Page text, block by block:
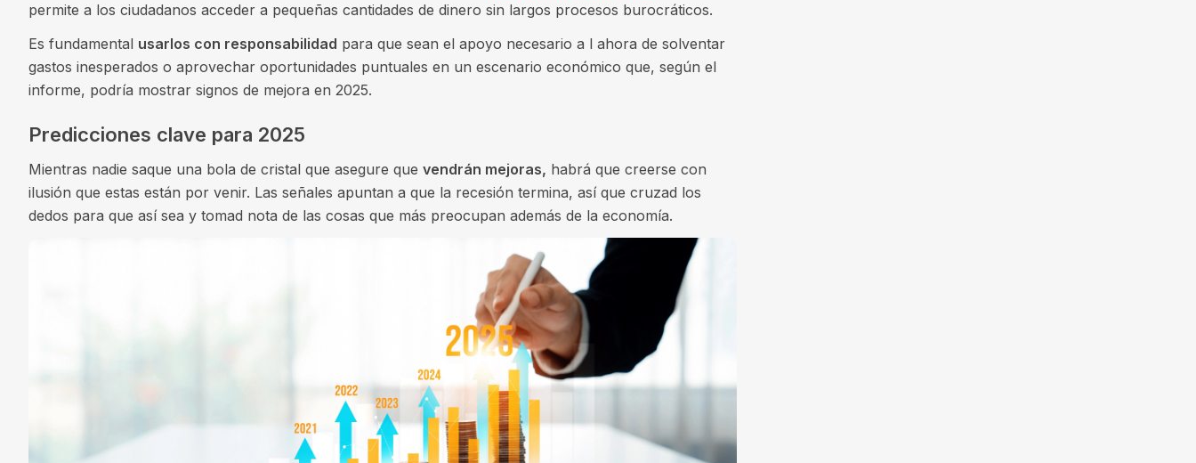
permite a los ciudadanos acceder a pequeñas cantidades de dinero sin largos procesos burocráticos.
Es fundamental usarlos con responsabilidad para que sean el apoyo necesario a l ahora de solventar
gastos inesperados o aprovechar oportunidades puntuales en un escenario económico que, según el
informe, podría mostrar signos de mejora en 2025.
Predicciones clave para 2025
Mientras nadie saque una bola de cristal que asegure que vendrán mejoras, habrá que creerse con
ilusión que estas están por venir. Las señales apuntan a que la recesión termina, así que cruzad los
dedos para que así sea y tomad nota de las cosas que más preocupan además de la economía.